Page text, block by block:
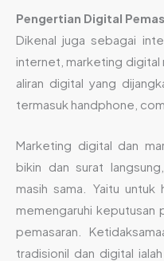
Pengertian Digital
Dikenal juga sebagai
internet, marketing digital
aliran digital yang
termasuk handphone,
Marketing digital dan
bikin dan surat
masih sama. Yaitu untuk
memengaruhi keputusan
pemasaran.
tradisionil dan digital